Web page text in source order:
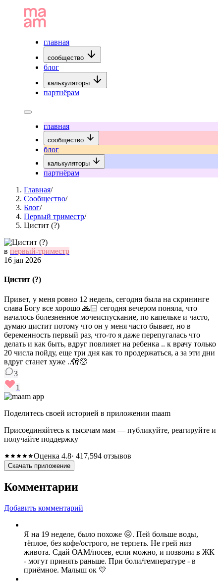
главная
сообщество
блог
калькуляторы
партнёрам
главная
сообщество
блог
калькуляторы
партнёрам
Главная/
Сообщество/
Блог/
Первый триместр/
Цистит (?)
в первый-триместр
16 jan 2026
Цистит (?)
Привет, у меня ровно 12 недель, сегодня была на скрининге
слава Богу все хорошо 🙏🏻 сегодня вечером поняла, что
началось болезненное мочеиспускание, по капельке и часто,
думаю цистит потому что он у меня часто бывает, но в
беременность первый раз, что-то я даже перепугалась что
делать и как быть, вдруг повлияет на ребенка .. к врачу только
20 числа пойду, еще три дня как то продержаться, а за эти дни
вдруг станет хуже ..🫣🥺
3
1
Поделитесь своей историей в приложении maam
Присоединяйтесь к тысячам мам — публикуйте, реагируйте и
получайте поддержку
Оценка 4.8· 417,594 отзывов
Скачать приложение
Комментарии
Добавить комментарий
Я на 19 неделе, было похоже 😖. Пей больше воды,
тёплое, без кофе/острого, не терпеть. Не грей низ
живота. Сдай ОАМ/посев, если можно, и позвони в ЖК
- могут принять раньше. При боли/температуре - в
приёмное. Малыш ок 💛